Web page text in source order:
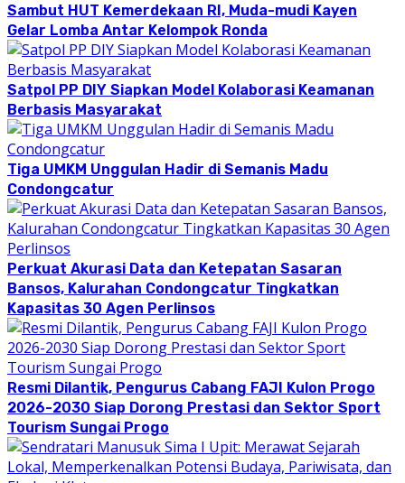
Sambut HUT Kemerdekaan RI, Muda-mudi Kayen
Gelar Lomba Antar Kelompok Ronda
Satpol PP DIY Siapkan Model Kolaborasi Keamanan
Berbasis Masyarakat
Tiga UMKM Unggulan Hadir di Semanis Madu
Condongcatur
Perkuat Akurasi Data dan Ketepatan Sasaran
Bansos, Kalurahan Condongcatur Tingkatkan
Kapasitas 30 Agen Perlinsos
Resmi Dilantik, Pengurus Cabang FAJI Kulon Progo
2026-2030 Siap Dorong Prestasi dan Sektor Sport
Tourism Sungai Progo